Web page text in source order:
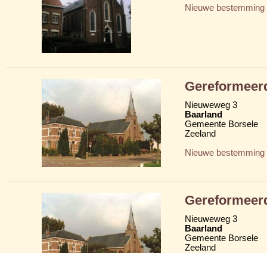
Nieuwe bestemming
Nieuweweg 3
Baarland
Gemeente Borsele
Zeeland
Nieuwe bestemming
Nieuweweg 3
Baarland
Gemeente Borsele
Zeeland